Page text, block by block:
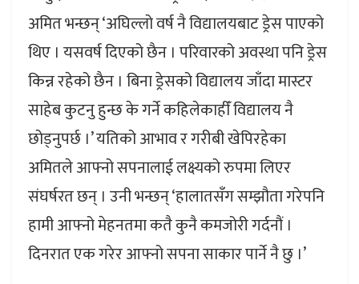
अमित भन्छन् ‘अघिल्लो वर्ष नै विद्यालयबाट ड्रेस पाएको
थिए । यसवर्ष दिएको छैन । परिवारको अवस्था पनि ड्रेस
किन्न रहेको छैन । बिना ड्रेसको विद्यालय जाँदा मास्टर
साहेब कुटनु हुन्छ के गर्ने कहिलेकाहीँ विद्यालय नै
छोड्नुपर्छ ।’ यतिको आभाव र गरीबी खेपिरहेका
अमितले आफ्नो सपनालाई लक्ष्यको रुपमा लिएर
संघर्षरत छन् । उनी भन्छन् ‘हालातसँग सम्झौता गरेपनि
हामी आफ्नो मेहनतमा कतै कुनै कमजोरी गर्दनौं ।
दिनरात एक गरेर आफ्नो सपना साकार पार्ने नै छु ।’